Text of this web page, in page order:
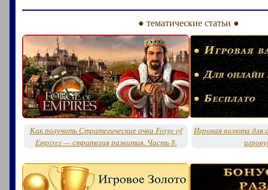
● тематические статьи ●
Как получить Стратегические очки Forge of
Empires — стратегия развития. Часть 8.
Игровая валюта для